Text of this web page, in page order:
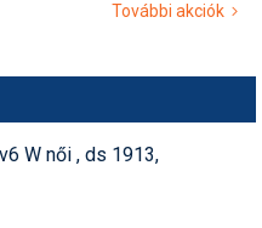
További akciók
W női , ds 1913,